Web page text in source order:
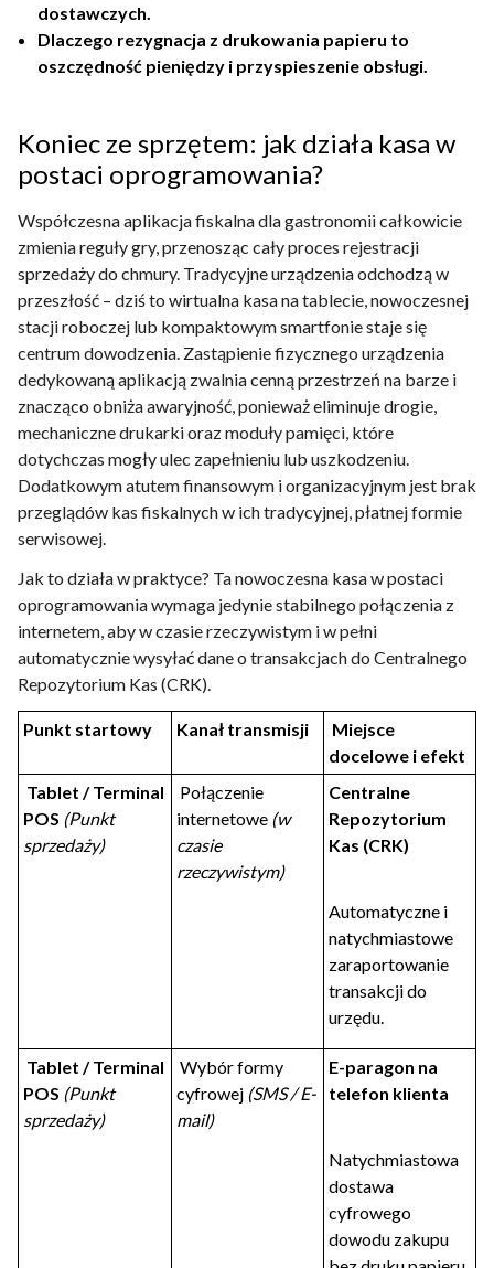
dostawczych.
Dlaczego rezygnacja z drukowania papieru to
oszczędność pieniędzy i przyspieszenie obsługi.
Koniec ze sprzętem: jak działa kasa w
postaci oprogramowania?
Współczesna aplikacja fiskalna dla gastronomii całkowicie
zmienia reguły gry, przenosząc cały proces rejestracji
sprzedaży do chmury. Tradycyjne urządzenia odchodzą w
przeszłość – dziś to wirtualna kasa na tablecie, nowoczesnej
stacji roboczej lub kompaktowym smartfonie staje się
centrum dowodzenia. Zastąpienie fizycznego urządzenia
dedykowaną aplikacją zwalnia cenną przestrzeń na barze i
znacząco obniża awaryjność, ponieważ eliminuje drogie,
mechaniczne drukarki oraz moduły pamięci, które
dotychczas mogły ulec zapełnieniu lub uszkodzeniu.
Dodatkowym atutem finansowym i organizacyjnym jest brak
przeglądów kas fiskalnych w ich tradycyjnej, płatnej formie
serwisowej.
Jak to działa w praktyce? Ta nowoczesna kasa w postaci
oprogramowania wymaga jedynie stabilnego połączenia z
internetem, aby w czasie rzeczywistym i w pełni
automatycznie wysyłać dane o transakcjach do Centralnego
Repozytorium Kas (CRK).
Punkt startowy Kanał transmisji
Miejsce
docelowe i efekt
Tablet / Terminal
POS (Punkt
sprzedaży)
Połączenie
internetowe (w
czasie
rzeczywistym)
Centralne
Repozytorium
Kas (CRK)
Automatyczne i
natychmiastowe
zaraportowanie
transakcji do
urzędu.
Tablet / Terminal
POS (Punkt
sprzedaży)
Wybór formy
cyfrowej (SMS / E-
mail)
E-paragon na
telefon klienta
Natychmiastowa
dostawa
cyfrowego
dowodu zakupu